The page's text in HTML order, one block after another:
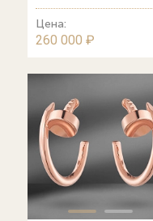
Цена:
260 000 ₽